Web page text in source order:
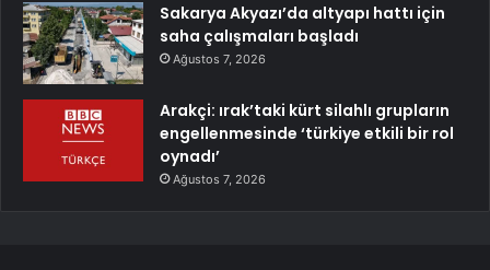
Sakarya Akyazı’da altyapı hattı için
saha çalışmaları başladı
Ağustos 7, 2026
Arakçi: ırak’taki kürt silahlı grupların
engellenmesinde ‘türkiye etkili bir rol
oynadı’
Ağustos 7, 2026